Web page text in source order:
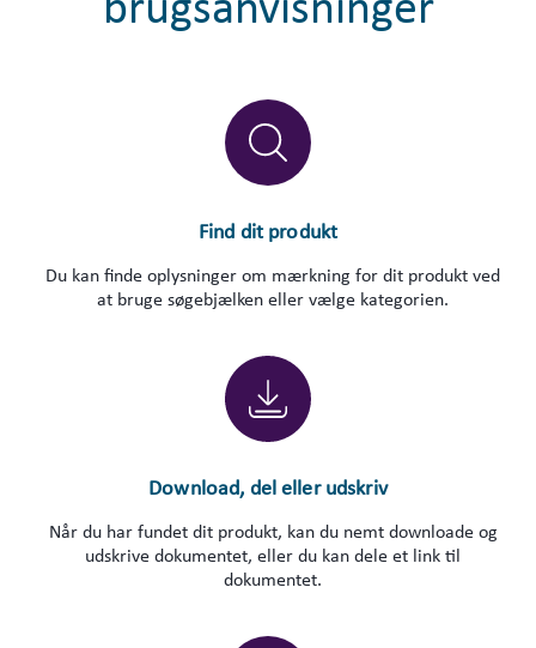
brugsanvisninger
Find dit produkt
Du kan finde oplysninger om mærkning for dit produkt ved
at bruge søgebjælken eller vælge kategorien.
Download, del eller udskriv
Når du har fundet dit produkt, kan du nemt downloade og
udskrive dokumentet, eller du kan dele et link til
dokumentet.